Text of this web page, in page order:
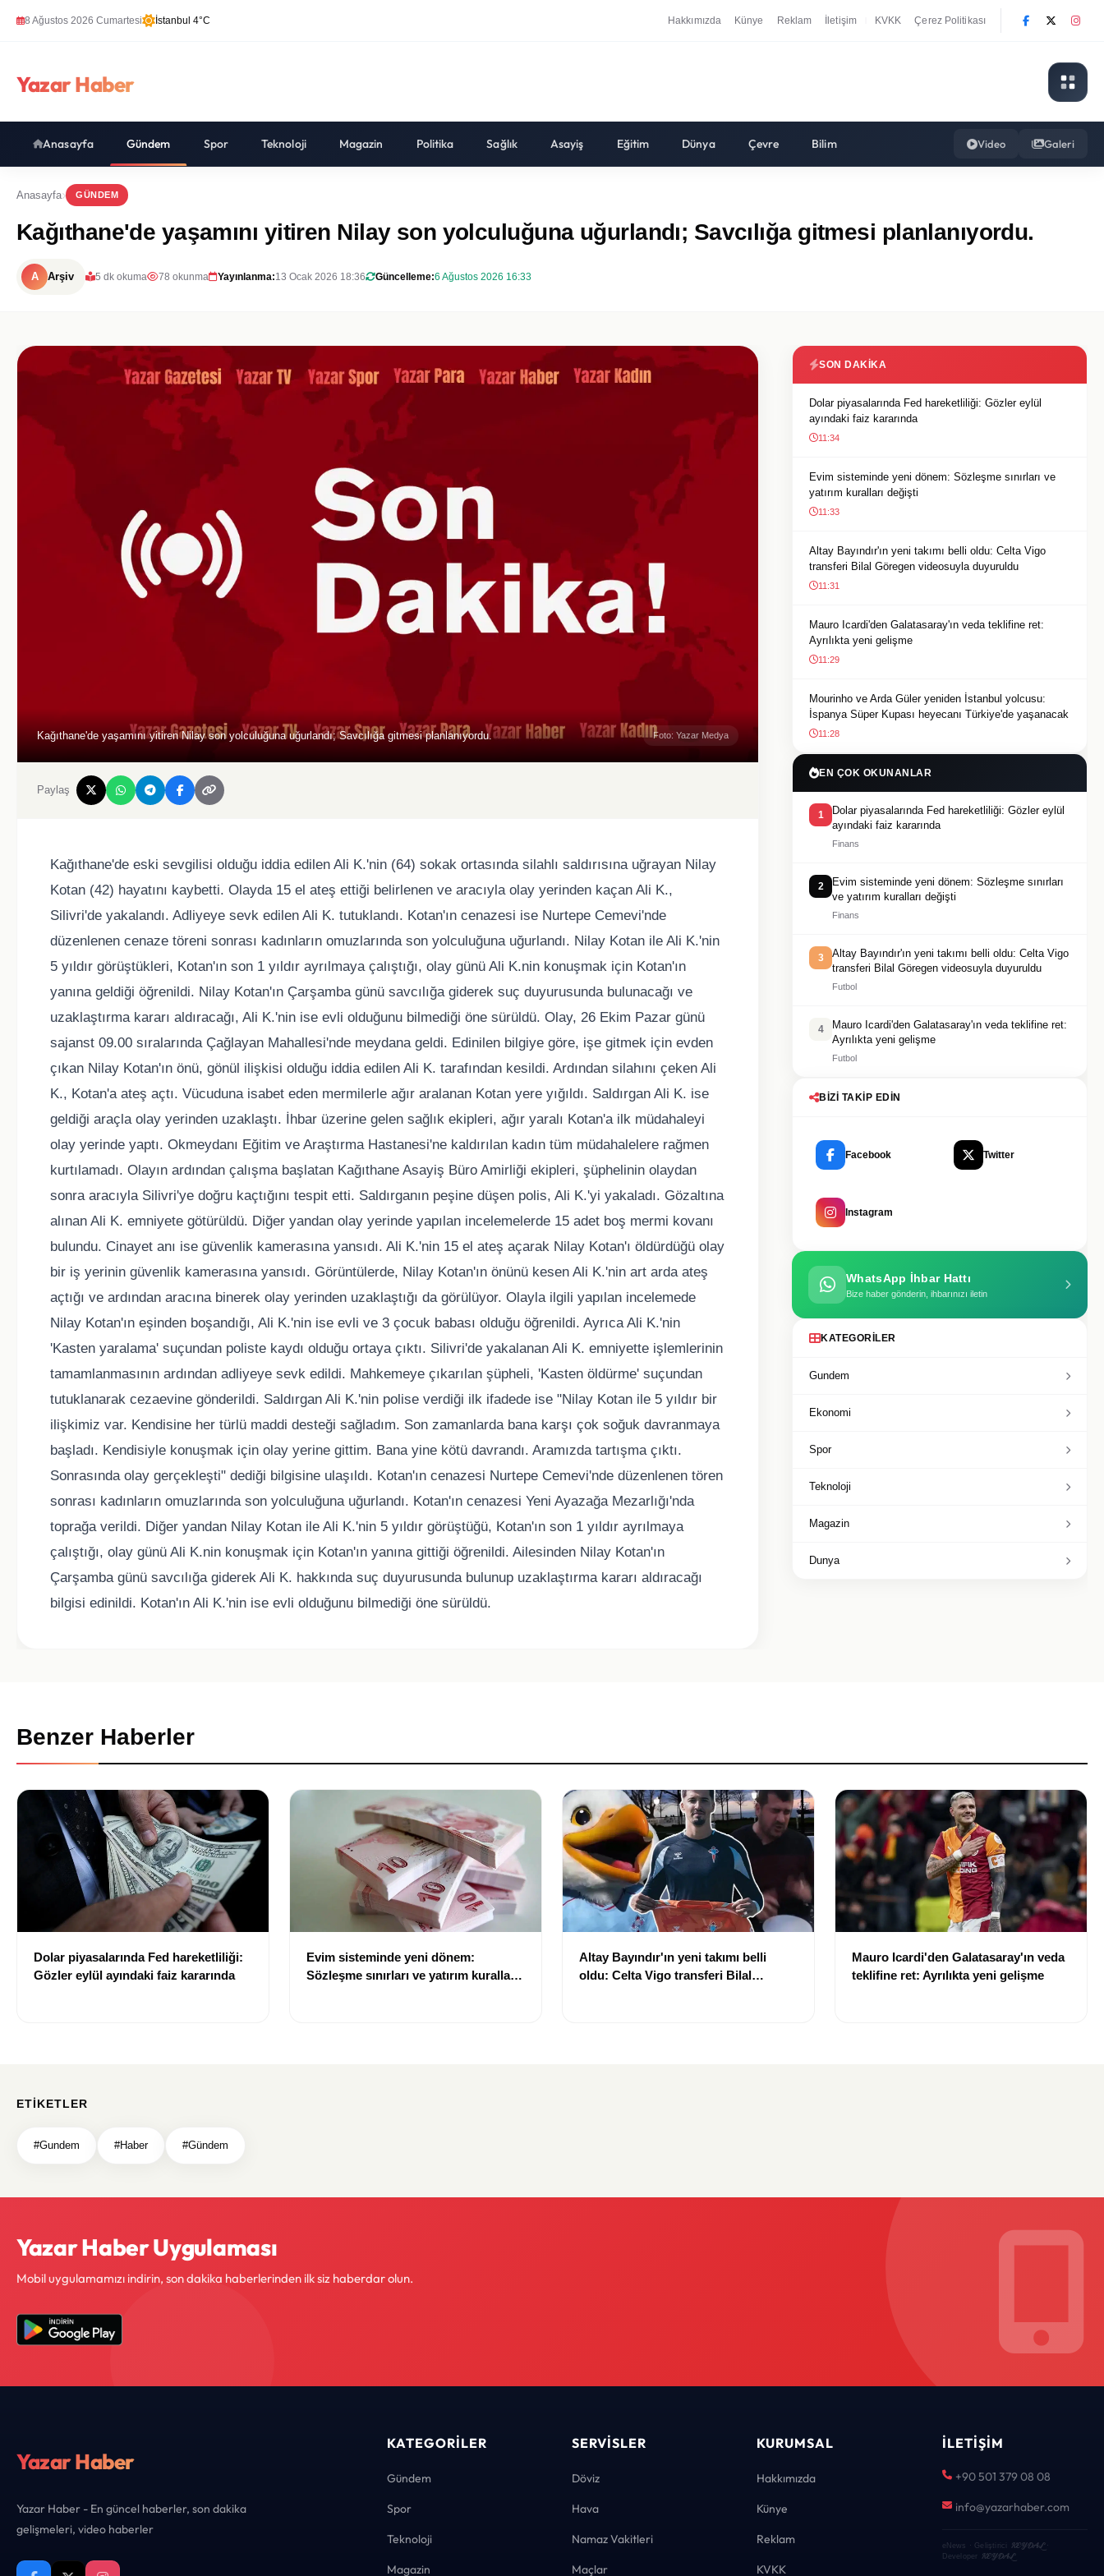
8 Ağustos 2026 Cumartesi İstanbul 4°C Hakkımızda Künye Reklam İletişim KVKK Çerez Politikası
Yazar Haber
Anasayfa Gündem Spor Teknoloji Magazin Politika Sağlık Asayiş Eğitim Dünya Çevre Bilim Video Galeri
Anasayfa GÜNDEM
Kağıthane'de yaşamını yitiren Nilay son yolculuğuna uğurlandı; Savcılığa gitmesi planlanıyordu.
A Arşiv 5 dk okuma 78 okunma Yayınlanma:13 Ocak 2026 18:36 Güncelleme:6 Ağustos 2026 16:33
Kağıthane'de yaşamını yitiren Nilay son yolculuğuna uğurlandı; Savcılığa gitmesi planlanıyordu. Foto: Yazar Medya
Paylaş
Kağıthane'de eski sevgilisi olduğu iddia edilen Ali K.'nin (64) sokak ortasında silahlı saldırısına uğrayan Nilay
Kotan (42) hayatını kaybetti. Olayda 15 el ateş ettiği belirlenen ve aracıyla olay yerinden kaçan Ali K.,
Silivri'de yakalandı. Adliyeye sevk edilen Ali K. tutuklandı. Kotan'ın cenazesi ise Nurtepe Cemevi'nde
düzenlenen cenaze töreni sonrası kadınların omuzlarında son yolculuğuna uğurlandı. Nilay Kotan ile Ali K.'nin
5 yıldır görüştükleri, Kotan'ın son 1 yıldır ayrılmaya çalıştığı, olay günü Ali K.nin konuşmak için Kotan'ın
yanına geldiği öğrenildi. Nilay Kotan'ın Çarşamba günü savcılığa giderek suç duyurusunda bulunacağı ve
uzaklaştırma kararı aldıracağı, Ali K.'nin ise evli olduğunu bilmediği öne sürüldü. Olay, 26 Ekim Pazar günü
sajanst 09.00 sıralarında Çağlayan Mahallesi'nde meydana geldi. Edinilen bilgiye göre, işe gitmek için evden
çıkan Nilay Kotan'ın önü, gönül ilişkisi olduğu iddia edilen Ali K. tarafından kesildi. Ardından silahını çeken Ali
K., Kotan'a ateş açtı. Vücuduna isabet eden mermilerle ağır aralanan Kotan yere yığıldı. Saldırgan Ali K. ise
geldiği araçla olay yerinden uzaklaştı. İhbar üzerine gelen sağlık ekipleri, ağır yaralı Kotan'a ilk müdahaleyi
olay yerinde yaptı. Okmeydanı Eğitim ve Araştırma Hastanesi'ne kaldırılan kadın tüm müdahalelere rağmen
kurtılamadı. Olayın ardından çalışma başlatan Kağıthane Asayiş Büro Amirliği ekipleri, şüphelinin olaydan
sonra aracıyla Silivri'ye doğru kaçtığını tespit etti. Saldırganın peşine düşen polis, Ali K.'yi yakaladı. Gözaltına
alınan Ali K. emniyete götürüldü. Diğer yandan olay yerinde yapılan incelemelerde 15 adet boş mermi kovanı
bulundu. Cinayet anı ise güvenlik kamerasına yansıdı. Ali K.'nin 15 el ateş açarak Nilay Kotan'ı öldürdüğü olay
bir iş yerinin güvenlik kamerasına yansıdı. Görüntülerde, Nilay Kotan'ın önünü kesen Ali K.'nin art arda ateş
açtığı ve ardından aracına binerek olay yerinden uzaklaştığı da görülüyor. Olayla ilgili yapılan incelemede
Nilay Kotan'ın eşinden boşandığı, Ali K.'nin ise evli ve 3 çocuk babası olduğu öğrenildi. Ayrıca Ali K.'nin
'Kasten yaralama' suçundan poliste kaydı olduğu ortaya çıktı. Silivri'de yakalanan Ali K. emniyette işlemlerinin
tamamlanmasının ardından adliyeye sevk edildi. Mahkemeye çıkarılan şüpheli, 'Kasten öldürme' suçundan
tutuklanarak cezaevine gönderildi. Saldırgan Ali K.'nin polise verdiği ilk ifadede ise "Nilay Kotan ile 5 yıldır bir
ilişkimiz var. Kendisine her türlü maddi desteği sağladım. Son zamanlarda bana karşı çok soğuk davranmaya
başladı. Kendisiyle konuşmak için olay yerine gittim. Bana yine kötü davrandı. Aramızda tartışma çıktı.
Sonrasında olay gerçekleşti" dediği bilgisine ulaşıldı. Kotan'ın cenazesi Nurtepe Cemevi'nde düzenlenen tören
sonrası kadınların omuzlarında son yolculuğuna uğurlandı. Kotan'ın cenazesi Yeni Ayazağa Mezarlığı'nda
toprağa verildi. Diğer yandan Nilay Kotan ile Ali K.'nin 5 yıldır görüştüğü, Kotan'ın son 1 yıldır ayrılmaya
çalıştığı, olay günü Ali K.nin konuşmak için Kotan'ın yanına gittiği öğrenildi. Ailesinden Nilay Kotan'ın
Çarşamba günü savcılığa giderek Ali K. hakkında suç duyurusunda bulunup uzaklaştırma kararı aldıracağı
bilgisi edinildi. Kotan'ın Ali K.'nin ise evli olduğunu bilmediği öne sürüldü.
SON DAKIKA
Dolar piyasalarında Fed hareketliliği: Gözler eylül
ayındaki faiz kararında
11:34
Evim sisteminde yeni dönem: Sözleşme sınırları ve
yatırım kuralları değişti
11:33
Altay Bayındır'ın yeni takımı belli oldu: Celta Vigo
transferi Bilal Göregen videosuyla duyuruldu
11:31
Mauro Icardi'den Galatasaray'ın veda teklifine ret:
Ayrılıkta yeni gelişme
11:29
Mourinho ve Arda Güler yeniden İstanbul yolcusu:
İspanya Süper Kupası heyecanı Türkiye'de yaşanacak
11:28
EN ÇOK OKUNANLAR
1
Dolar piyasalarında Fed hareketliliği: Gözler eylül
ayındaki faiz kararında
Finans
2
Evim sisteminde yeni dönem: Sözleşme sınırları
ve yatırım kuralları değişti
Finans
3
Altay Bayındır'ın yeni takımı belli oldu: Celta Vigo
transferi Bilal Göregen videosuyla duyuruldu
Futbol
4
Mauro Icardi'den Galatasaray'ın veda teklifine ret:
Ayrılıkta yeni gelişme
Futbol
BIZI TAKIP EDIN
Facebook Twitter
Instagram
WhatsApp İhbar Hattı
Bize haber gönderin, ihbarınızı iletin
KATEGORILER
Gundem
Ekonomi
Spor
Teknoloji
Magazin
Dunya
Benzer Haberler
Dolar piyasalarında Fed hareketliliği:
Gözler eylül ayındaki faiz kararında
Evim sisteminde yeni dönem:
Sözleşme sınırları ve yatırım kuralları
Altay Bayındır'ın yeni takımı belli
oldu: Celta Vigo transferi Bilal
Mauro Icardi'den Galatasaray'ın veda
teklifine ret: Ayrılıkta yeni gelişme
ETIKETLER
#Gundem #Haber #Gündem
Yazar Haber Uygulaması
Mobil uygulamamızı indirin, son dakika haberlerinden ilk siz haberdar olun.
Yazar Haber
Yazar Haber - En güncel haberler, son dakika
gelişmeleri, video haberler
KATEGORILER
Gündem
Spor
Teknoloji
Magazin
SERVISLER
Döviz
Hava
Namaz Vakitleri
Maçlar
KURUMSAL
Hakkımızda
Künye
Reklam
KVKK
İLETIŞIM
+90 501 379 08 08
info@yazarhaber.com
eNews · Geliştirici KEYDAL·
Developer
KEYDAL